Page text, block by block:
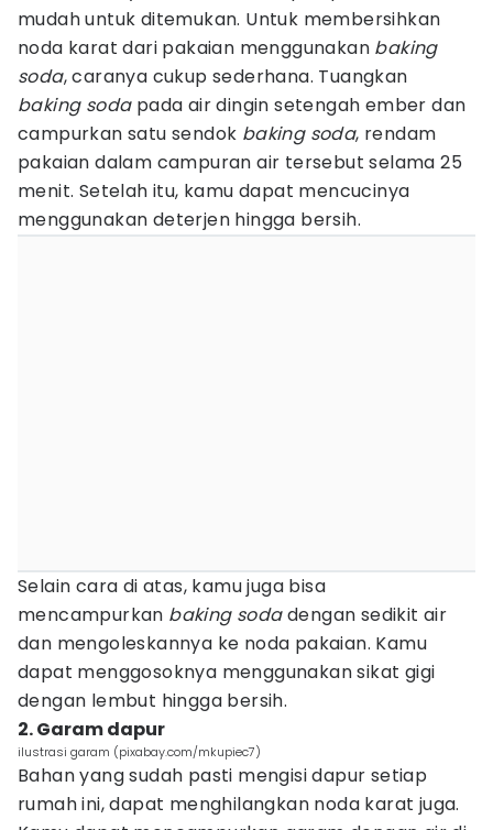
mudah untuk ditemukan. Untuk membersihkan
noda karat dari pakaian menggunakan baking
soda, caranya cukup sederhana. Tuangkan
baking sodapada air dingin setengah ember dan
campurkan satu sendok baking soda, rendam
pakaian dalam campuran air tersebut selama 25
menit. Setelah itu, kamu dapat mencucinya
menggunakan deterjen hingga bersih.
Selain cara di atas, kamu juga bisa
mencampurkan baking sodadengan sedikit air
dan mengoleskannya ke noda pakaian. Kamu
dapat menggosoknya menggunakan sikat gigi
dengan lembut hingga bersih.
2. Garam dapur
ilustrasi garam (pixabay.com/mkupiec7)
Bahan yang sudah pasti mengisi dapur setiap
rumah ini, dapat menghilangkan noda karat juga.